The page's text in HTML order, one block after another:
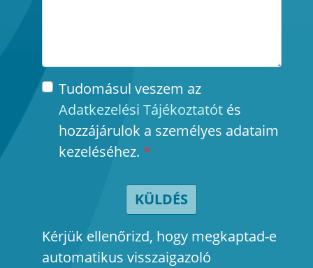
Tudomásul veszem az
Adatkezelési Tájékoztatótés
hozzájárulok a személyes adataim
kezeléséhez. *
KÜLDÉS
Kérjük ellenőrizd, hogy megkaptad-e
automatikus visszaigazoló